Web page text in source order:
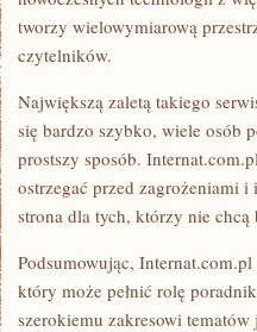
tworzy wielowymiarową
czytelników.
Największą zaletą takiego
się bardzo szybko, wiele osób
prostszy sposób.
ostrzegać przed zagrożeniami
strona dla tych, którzy nie
Podsumowując,
który może pełnić rolę
szerokiemu zakresowi